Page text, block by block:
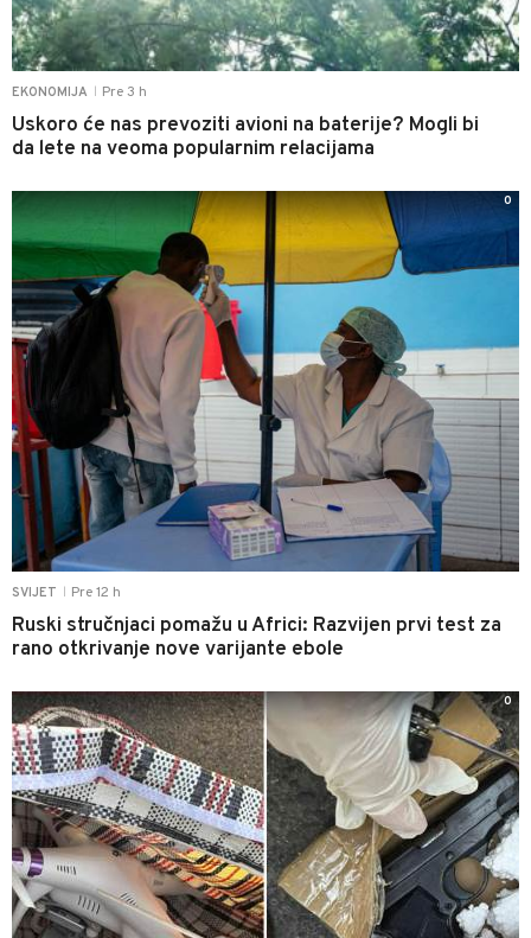
EKONOMIJA Pre 3 h
Uskoro će nas prevoziti avioni na baterije? Mogli bi
da lete na veoma popularnim relacijama
SVIJET Pre 12 h
Ruski stručnjaci pomažu u Africi: Razvijen prvi test za
rano otkrivanje nove varijante ebole
0
0